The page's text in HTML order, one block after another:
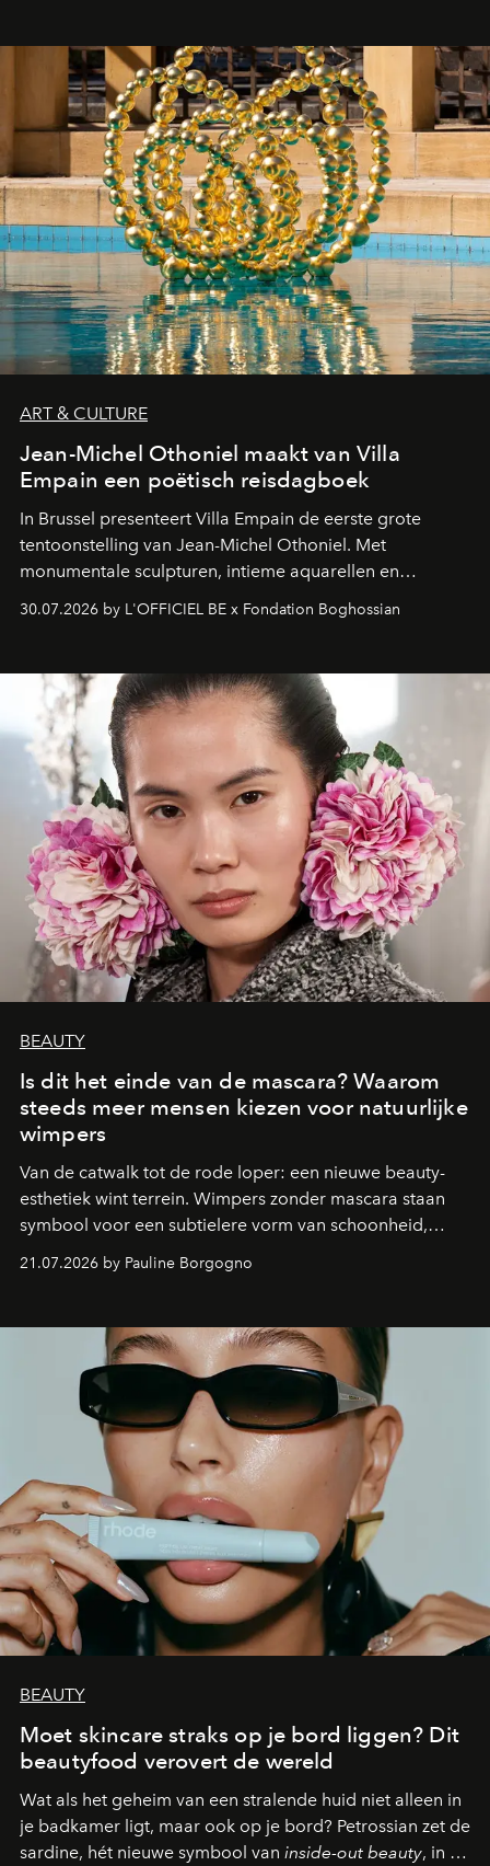
ART & CULTURE
Jean-Michel Othoniel maakt van Villa
Empain een poëtisch reisdagboek
In Brussel presenteert Villa Empain de eerste grote
tentoonstelling van Jean-Michel Othoniel. Met
monumentale sculpturen, intieme aquarellen en
een emotionele reis waarin elk werk de herinnering
moment van verwondering.
30.07.2026 by L'OFFICIEL BE x Fondation Boghossian
BEAUTY
Is dit het einde van de mascara? Waarom
steeds meer mensen kiezen voor natuurlijke
wimpers
Van de catwalk tot de rode loper: een nieuwe beauty-
esthetiek wint terrein. Wimpers zonder mascara staan
symbool voor een subtielere vorm van schoonheid,
aan make-up.
21.07.2026 by Pauline Borgogno
BEAUTY
Moet skincare straks op je bord liggen? Dit
beautyfood verovert de wereld
Wat als het geheim van een stralende huid niet alleen in
je badkamer ligt, maar ook op je bord? Petrossian zet de
sardine, hét nieuwe symbool van inside-out beauty, in de